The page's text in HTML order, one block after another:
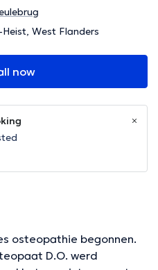
West Flanders
now
osteopathie begonnen.
D.O. werd